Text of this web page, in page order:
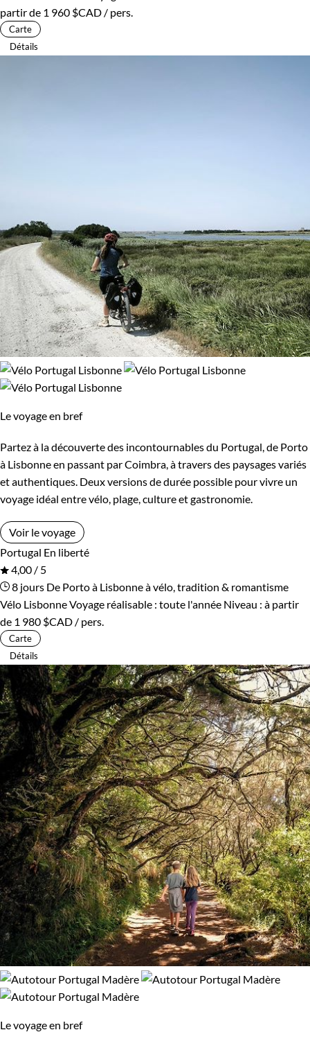
partir de 1 960 $CAD / pers.
Carte
Détails
Le voyage en bref
Partez à la découverte des incontournables du Portugal, de Porto
à Lisbonne en passant par Coimbra, à travers des paysages variés
et authentiques. Deux versions de durée possible pour vivre un
voyage idéal entre vélo, plage, culture et gastronomie.
Voir le voyage
Portugal En liberté
4,00 / 5
8 jours De Porto à Lisbonne à vélo, tradition & romantisme
Vélo LisbonneVoyage réalisable : toute l'année Niveau : à partir
de 1 980 $CAD / pers.
Carte
Détails
Le voyage en bref